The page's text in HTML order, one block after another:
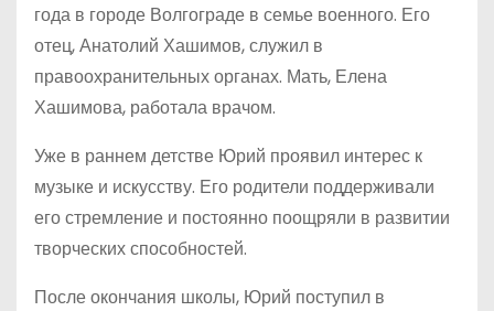
года в городе Волгограде в семье военного. Его
отец, Анатолий Хашимов, служил в
правоохранительных органах. Мать, Елена
Хашимова, работала врачом.
Уже в раннем детстве Юрий проявил интерес к
музыке и искусству. Его родители поддерживали
его стремление и постоянно поощряли в развитии
творческих способностей.
После окончания школы, Юрий поступил в